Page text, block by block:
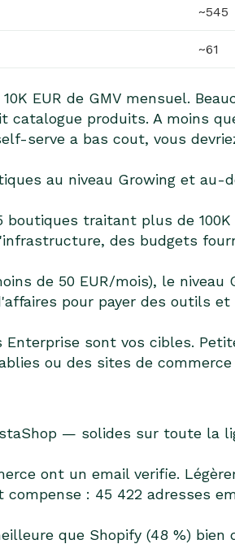
~545
~61
EUR de GMV mensuel.
catalogue produits. A moins
serve a bas cout, vous
au niveau Growing et au-
traitant plus de 100K
des budgets
de 50 EUR/mois), le niveau
pour payer des outils et
sont vos cibles.
ou des sites de commerce
— solides sur toute la
ont un email verifie.
: 45 422 adresses
que Shopify (48 %) bien